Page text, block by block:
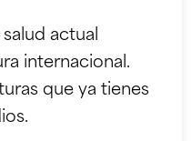
actual
internacional.
que ya tienes